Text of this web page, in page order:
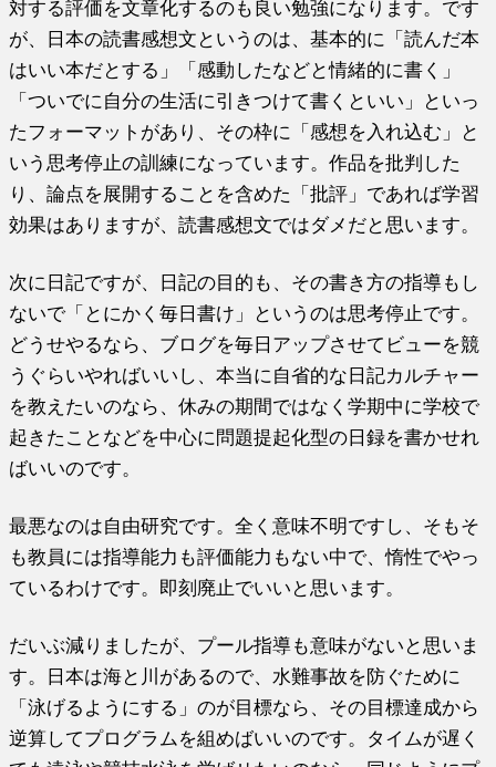
対する評価を文章化するのも良い勉強になります。です
が、日本の読書感想文というのは、基本的に「読んだ本
はいい本だとする」「感動したなどと情緒的に書く」
「ついでに自分の生活に引きつけて書くといい」といっ
たフォーマットがあり、その枠に「感想を入れ込む」と
いう思考停止の訓練になっています。作品を批判した
り、論点を展開することを含めた「批評」であれば学習
効果はありますが、読書感想文ではダメだと思います。
次に日記ですが、日記の目的も、その書き方の指導もし
ないで「とにかく毎日書け」というのは思考停止です。
どうせやるなら、ブログを毎日アップさせてビューを競
うぐらいやればいいし、本当に自省的な日記カルチャー
を教えたいのなら、休みの期間ではなく学期中に学校で
起きたことなどを中心に問題提起化型の日録を書かせれ
ばいいのです。
最悪なのは自由研究です。全く意味不明ですし、そもそ
も教員には指導能力も評価能力もない中で、惰性でやっ
ているわけです。即刻廃止でいいと思います。
だいぶ減りましたが、プール指導も意味がないと思いま
す。日本は海と川があるので、水難事故を防ぐために
「泳げるようにする」のが目標なら、その目標達成から
逆算してプログラムを組めばいいのです。タイムが遅く